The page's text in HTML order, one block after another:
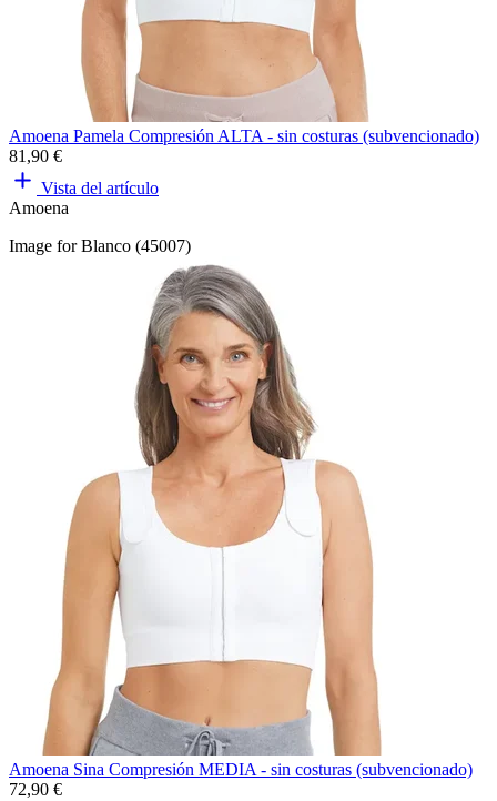
Amoena Pamela Compresión ALTA - sin costuras (subvencionado)
81,90 €
Vista del artículo
Amoena
Image for Blanco (45007)
Amoena Sina Compresión MEDIA - sin costuras (subvencionado)
72,90 €